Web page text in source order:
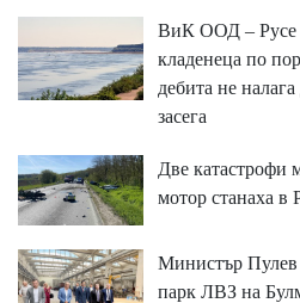
ВиК ООД – Русе
кладенеца по
дебита не
засега
Две катастрофи
мотор станаха в
Министър Пулев
парк ЛВЗ на